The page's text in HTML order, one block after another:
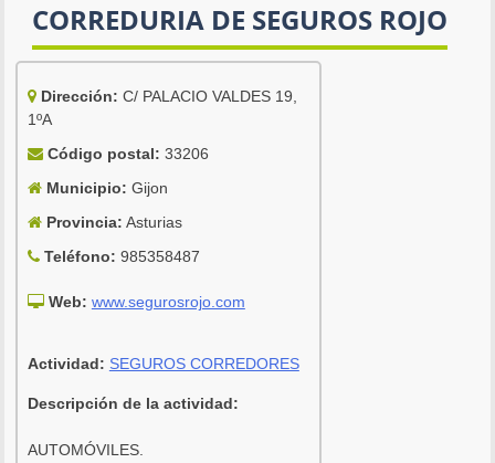
CORREDURIA DE SEGUROS ROJO
Dirección: C/ PALACIO VALDES 19,
1ºA
Código postal: 33206
Municipio: Gijon
Provincia: Asturias
Teléfono: 985358487
Web: www.segurosrojo.com
Actividad: SEGUROS CORREDORES
Descripción de la actividad:
AUTOMÓVILES.